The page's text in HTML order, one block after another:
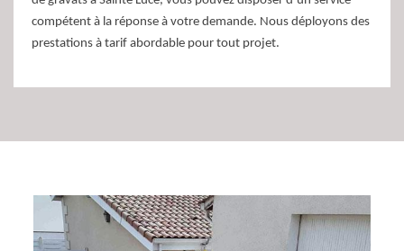
compétent à la réponse à votre demande. Nous déployons des
prestations à tarif abordable pour tout projet.